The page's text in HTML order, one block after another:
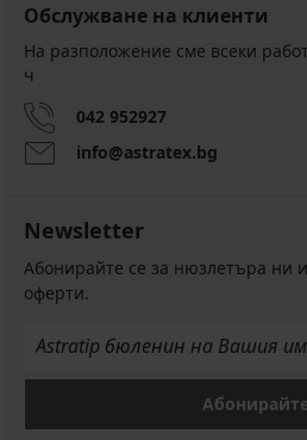
Обслужване на клиенти
На разположение сме всеки
ч
042 952927
info@astratex.bg
Newsletter
Абонирайте се за нюзлетъра ни
оферти.